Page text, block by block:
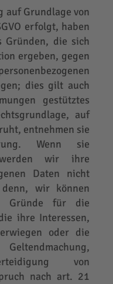
auf Grundlage von
erfolgt, haben
Gründen, die sich
ergeben, gegen
dies gilt auch
gestütztes
auf
entnehmen sie
Wenn sie
wir ihre
Daten nicht
wir können
Gründe für die
ihre Interessen,
oder die
von
nach art. 21